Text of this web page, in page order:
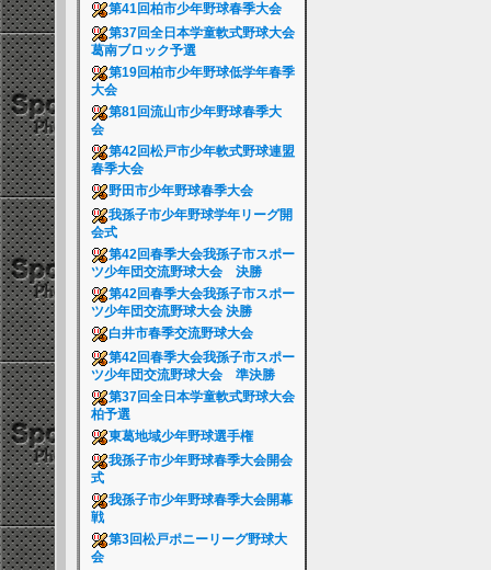
第41回柏市少年野球春季大会
第37回全日本学童軟式野球大会
葛南ブロック予選
第19回柏市少年野球低学年春季
大会
第81回流山市少年野球春季大
会
第42回松戸市少年軟式野球連盟
春季大会
野田市少年野球春季大会
我孫子市少年野球学年リーグ開
会式
第42回春季大会我孫子市スポー
ツ少年団交流野球大会 決勝
第42回春季大会我孫子市スポー
ツ少年団交流野球大会 決勝
白井市春季交流野球大会
第42回春季大会我孫子市スポー
ツ少年団交流野球大会 準決勝
第37回全日本学童軟式野球大会
柏予選
東葛地域少年野球選手権
我孫子市少年野球春季大会開会
式
我孫子市少年野球春季大会開幕
戦
第3回松戸ポニーリーグ野球大
会